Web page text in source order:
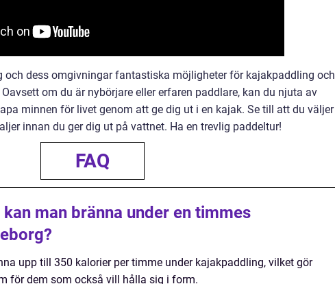
och dess omgivningar fantastiska möjligheter för kajakpaddling och
om du är nybörjare eller erfaren paddlare, kan du njuta av
minnen för livet genom att ge dig ut i en kajak. Se till att du väljer
innan du ger dig ut på vattnet. Ha en trevlig paddeltur!
FAQ
man bränna under en timmes
upp till 350 kalorier per timme under kajakpaddling, vilket gör
för dem som också vill hålla sig i form.